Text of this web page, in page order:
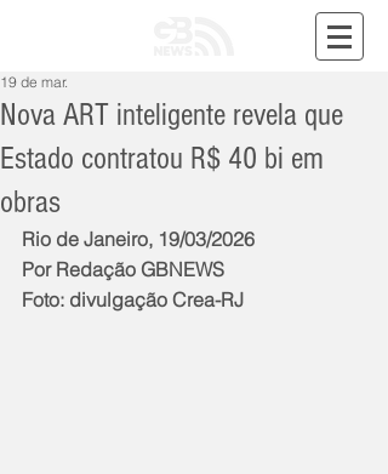
Nova ART inteligente revela que
Estado contratou R$ 40 bi em
obras
19 de mar.
Rio de Janeiro, 19/03/2026
Por Redação GBNEWS
Foto: divulgação Crea-RJ